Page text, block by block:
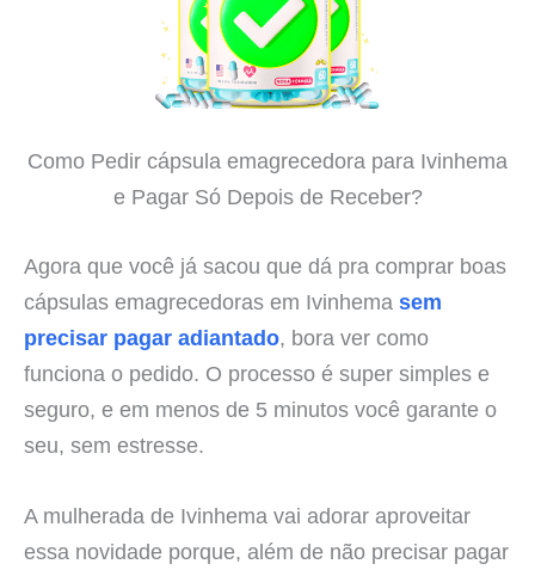
Como Pedir cápsula emagrecedora para Ivinhema
e Pagar Só Depois de Receber?
Agora que você já sacou que dá pra comprar boas
cápsulas emagrecedoras em Ivinhema sem
precisar pagar adiantado, bora ver como
funciona o pedido. O processo é super simples e
seguro, e em menos de 5 minutos você garante o
seu, sem estresse.
A mulherada de Ivinhema vai adorar aproveitar
essa novidade porque, além de não precisar pagar